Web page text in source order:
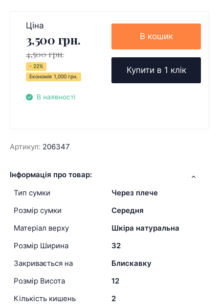
Ціна
3,500 грн.
4,500 грн.
- 22%
Економія 1,000 грн.
В наявності
В кошик
Купити в 1 клік
Артикул: 206347
Інформація про товар:
Тип сумки
Через плече
Розмір сумки
Середня
Матеріал верху
Шкіра натуральна
Розмір Ширина
32
Закривається на
Блискавку
Розмір Висота
12
Кількість кишень
2